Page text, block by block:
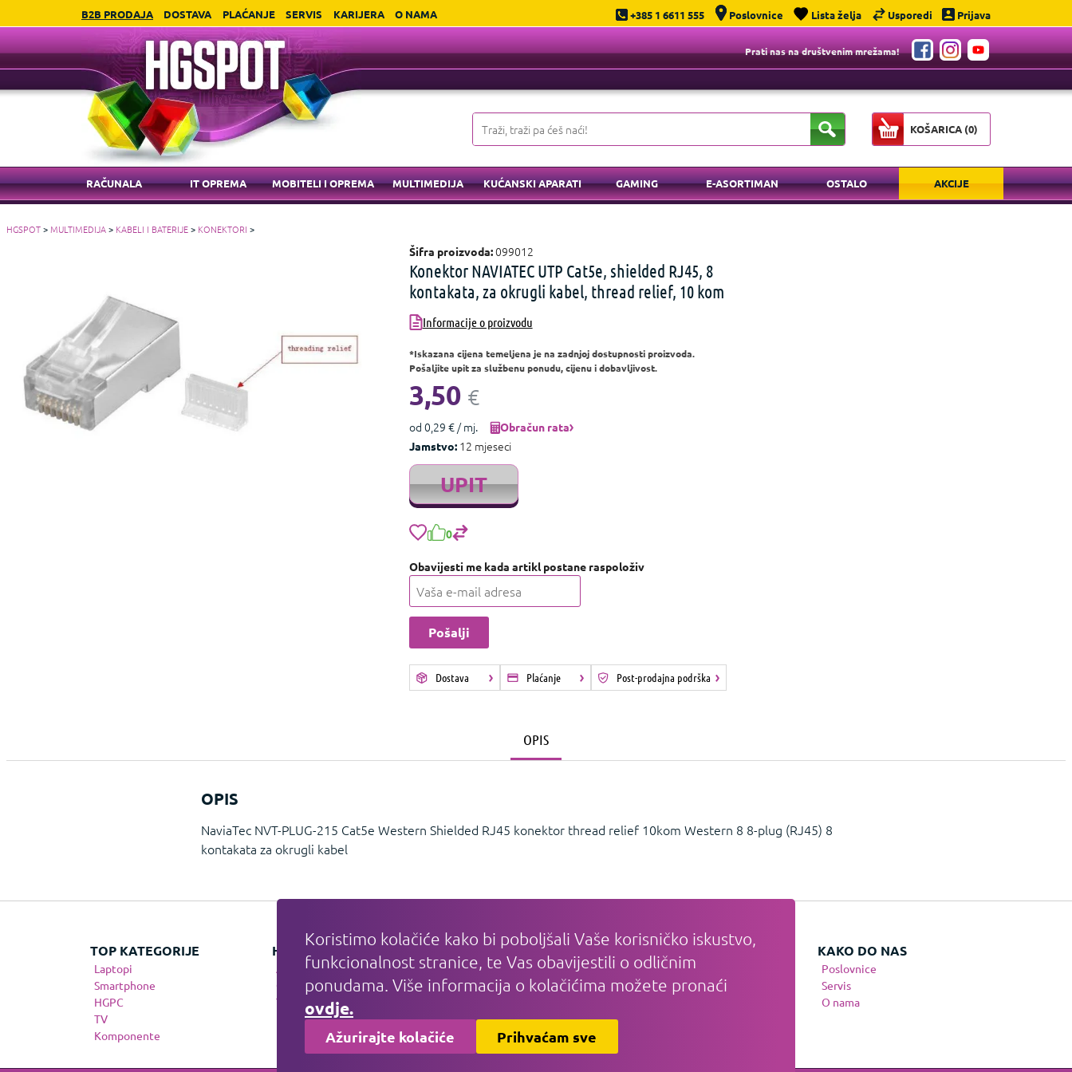
B2B PRODAJA DOSTAVA PLAĆANJE SERVIS KARIJERA O NAMA +385 1 6611 555 Poslovnice Lista želja Usporedi Prijava
Prati nas na društvenim mrežama!
KOŠARICA (0)
RAČUNALA IT OPREMA MOBITELI I OPREMA MULTIMEDIJA KUĆANSKI APARATI GAMING E-ASORTIMAN OSTALO AKCIJE
HGSPOT>MULTIMEDIJA> KABELI I BATERIJE> KONEKTORI >
Šifra proizvoda:099012
Konektor NAVIATEC UTP Cat5e, shielded RJ45, 8
kontakata, za okrugli kabel, thread relief, 10 kom
Informacije o proizvodu
*Iskazana cijena temeljena je na zadnjoj dostupnosti proizvoda.
Pošaljite upit za službenu ponudu, cijenu i dobavljivost.
3,50 €
od 0,29 € / mj.
Obračun rata
Jamstvo:12 mjeseci
UPIT
0
Obavijesti me kada artikl postane raspoloživ
Dostava Plaćanje Post-prodajna podrška
OPIS
OPIS
NaviaTec NVT-PLUG-215 Cat5e Western Shielded RJ45 konektor thread relief 10kom Western 8 8-plug (RJ45) 8
kontakata za okrugli kabel
Koristimo kolačiće kako bi poboljšali Vaše korisničko iskustvo,
funkcionalnost stranice, te Vas obavijestili o odličnim
ponudama. Više informacija o kolačićima možete pronaći
ovdje.
Ažurirajte kolačiće Prihvaćam sve
TOP KATEGORIJE
Laptopi
Smartphone
HGPC
TV
Komponente
HIT KATEGORIJE
Apple
Gaming
Telefonija
PLAĆANJE I DOSTAVA
Plaćanje
Dostava
Prednosti kupnje
Reklamacija
KAKO KUPOVATI
Registracija
Često nas pitate
KAKO DO NAS
Poslovnice
Servis
O nama